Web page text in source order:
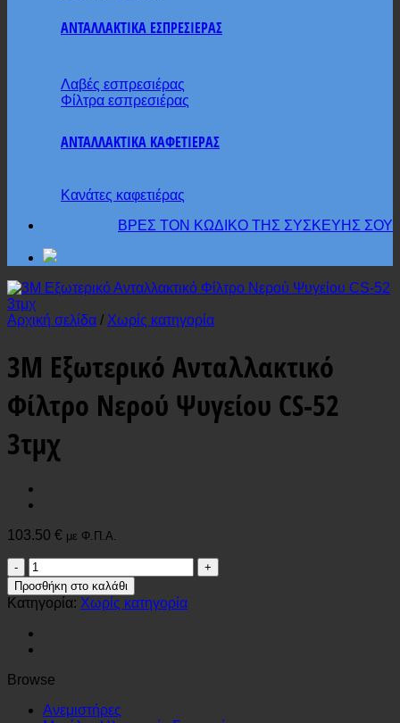
ΑΝΤΑΛΛΑΚΤΙΚΑ ΕΣΠΡΕΣΙΕΡΑΣ
Λαβές εσπρεσιέρας
Φίλτρα εσπρεσιέρας
ΑΝΤΑΛΛΑΚΤΙΚΑ ΚΑΦΕΤΙΕΡΑΣ
Κανάτες καφετιέρας
ΒΡΕΣ ΤΟΝ ΚΩΔΙΚΟ ΤΗΣ ΣΥΣΚΕΥΗΣ ΣΟΥ
Αρχική σελίδα / Χωρίς κατηγορία
3M Εξωτερικό Ανταλλακτικό
Φίλτρο Νερού Ψυγείου CS-52
3τμχ
103.50 € με Φ.Π.Α.
3M
Εξωτερικό
Ανταλλακτικό
Φίλτρο
Νερού
Ψυγείου
52
ποσότητα
Προσθήκη στο καλάθι
Κατηγορία: Χωρίς κατηγορία
Browse
Ανεμιστήρες